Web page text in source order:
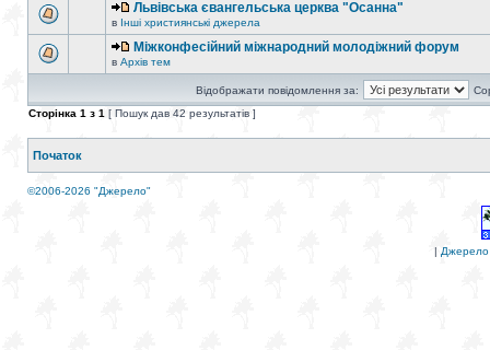
Львівська євангельська церква "Осанна"
в Інші християнські джерела
Міжконфесійний міжнародний молодіжний форум
в Архів тем
Відображати повідомлення за:
Сторінка 1 з 1 [ Пошук дав 42 результатів ]
Початок
©2006-2026 "Джерело"
| Джерело